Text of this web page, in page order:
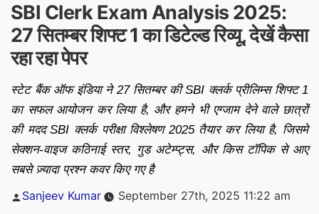
SBI Clerk Exam Analysis 2025:
27 सितम्बर शिफ्ट 1 का डिटेल्ड रिव्यू, देखें कैसा
रहा रहा पेपर
स्टेट बैंक ऑफ इंडिया ने 27 सितम्बर की SBI क्लर्क प्रीलिम्स शिफ्ट 1
का सफल आयोजन कर लिया है, और हमने भी एग्जाम देने वाले छात्रों
की मदद SBI क्लर्क परीक्षा विश्लेषण 2025 तैयार कर लिया है, जिसमे
सेक्शन-वाइज कठिनाई स्तर, गुड अटेम्प्ट्स, और किस टॉपिक से आए
सबसे ज़्यादा प्रश्न कवर किए गए है
Posted
Sanjeev Kumar September 27th, 2025 11:22 am